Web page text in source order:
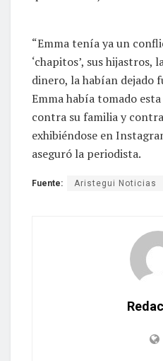
“Emma tenía ya un
‘chapitos’, sus hijastros,
dinero, la habían dejado
Emma había tomado
contra su familia y
exhibiéndose en
aseguró la periodista.
Fuente: Aristegui Noticias